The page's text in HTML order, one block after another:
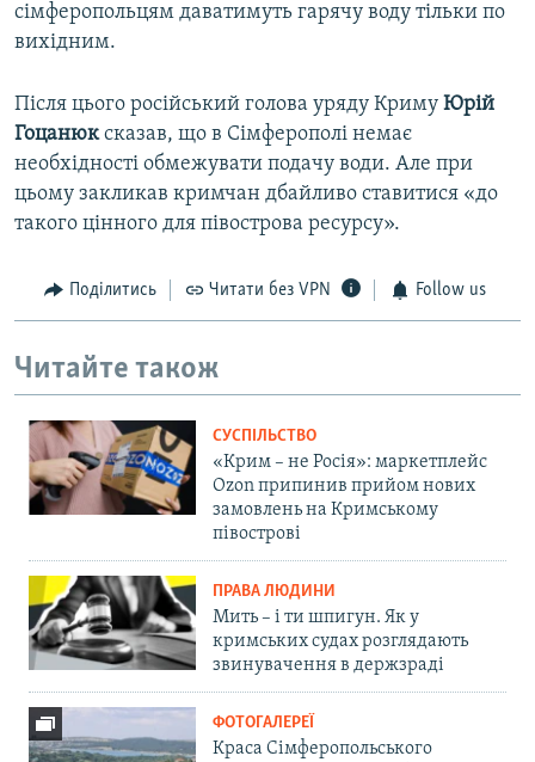
сімферопольцям даватимуть гарячу воду тільки по
вихідним.
Після цього російський голова уряду Криму Юрій
Гоцанюксказав, що в Сімферополі немає
необхідності обмежувати подачу води. Але при
цьому закликав кримчан дбайливо ставитися «до
такого цінного для півострова ресурсу».
Поділитись Читати без VPN Follow us
Читайте також
СУСПІЛЬСТВО
«Крим – не Росія»: маркетплейс
Ozon припинив прийом нових
замовлень на Кримському
півострові
ПРАВА ЛЮДИНИ
Мить – і ти шпигун. Як у
кримських судах розглядають
звинувачення в держзраді
ФОТОГАЛЕРЕЇ
Краса Сімферопольського